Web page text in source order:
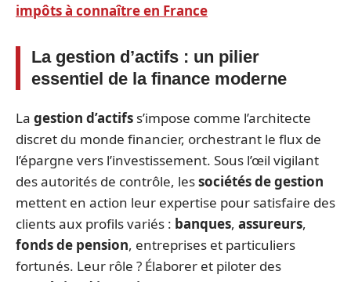
impôts à connaître en France
La gestion d’actifs : un pilier
essentiel de la finance moderne
La gestion d’actifs s’impose comme l’architecte
discret du monde financier, orchestrant le flux de
l’épargne vers l’investissement. Sous l’œil vigilant
des autorités de contrôle, lessociétés de gestion
mettent en action leur expertise pour satisfaire des
clients aux profils variés : banques, assureurs,
fonds de pension, entreprises et particuliers
fortunés. Leur rôle ? Élaborer et piloter des